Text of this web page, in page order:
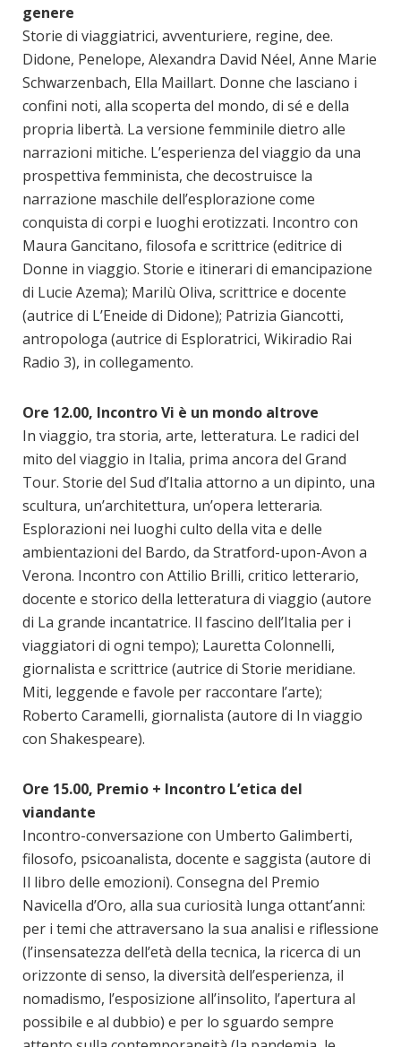
genere
Storie di viaggiatrici, avventuriere, regine, dee.
Didone, Penelope, Alexandra David Néel, Anne Marie
Schwarzenbach, Ella Maillart. Donne che lasciano i
confini noti, alla scoperta del mondo, di sé e della
propria libertà. La versione femminile dietro alle
narrazioni mitiche. L’esperienza del viaggio da una
prospettiva femminista, che decostruisce la
narrazione maschile dell’esplorazione come
conquista di corpi e luoghi erotizzati. Incontro con
Maura Gancitano, filosofa e scrittrice (editrice di
Donne in viaggio. Storie e itinerari di emancipazione
di Lucie Azema); Marilù Oliva, scrittrice e docente
(autrice di L’Eneide di Didone); Patrizia Giancotti,
antropologa (autrice di Esploratrici, Wikiradio Rai
Radio 3), in collegamento.
Ore 12.00, Incontro Vi è un mondo altrove
In viaggio, tra storia, arte, letteratura. Le radici del
mito del viaggio in Italia, prima ancora del Grand
Tour. Storie del Sud d’Italia attorno a un dipinto, una
scultura, un’architettura, un’opera letteraria.
Esplorazioni nei luoghi culto della vita e delle
ambientazioni del Bardo, da Stratford-upon-Avon a
Verona. Incontro con Attilio Brilli, critico letterario,
docente e storico della letteratura di viaggio (autore
di La grande incantatrice. Il fascino dell’Italia per i
viaggiatori di ogni tempo); Lauretta Colonnelli,
giornalista e scrittrice (autrice di Storie meridiane.
Miti, leggende e favole per raccontare l’arte);
Roberto Caramelli, giornalista (autore di In viaggio
con Shakespeare).
Ore 15.00, Premio + Incontro L’etica del
viandante
Incontro-conversazione con Umberto Galimberti,
filosofo, psicoanalista, docente e saggista (autore di
Il libro delle emozioni). Consegna del Premio
Navicella d’Oro, alla sua curiosità lunga ottant’anni:
per i temi che attraversano la sua analisi e riflessione
(l’insensatezza dell’età della tecnica, la ricerca di un
orizzonte di senso, la diversità dell’esperienza, il
nomadismo, l’esposizione all’insolito, l’apertura al
possibile e al dubbio) e per lo sguardo sempre